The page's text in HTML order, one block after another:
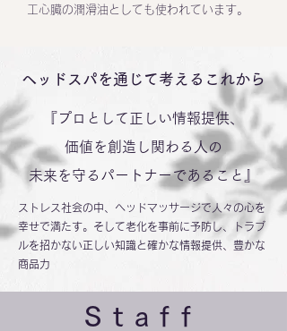
工心臓の潤滑油としても使われています。
ヘッドスパを通じて考えるこれから
『プロとして正しい情報提供、
価値を創造し関わる人の
未来を守るパートナーであること』
ストレス社会の中、ヘッドマッサージで人々の心を
幸せで満たす。そして老化を事前に予防し、トラブ
ルを招かない正しい知識と確かな情報提供、豊かな
商品力
Staff